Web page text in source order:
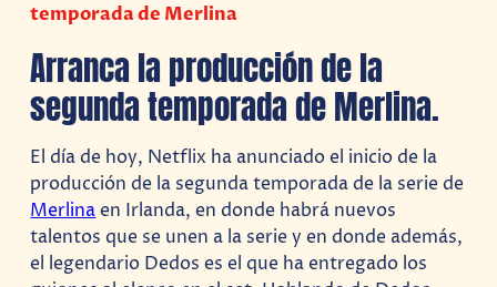
temporada de Merlina
Arranca la producción de la
segunda temporada de Merlina.
El día de hoy, Netflix ha anunciado el inicio de la
producción de la segunda temporada de la serie de
Merlinaen Irlanda, en donde habrá nuevos
talentos que se unen a la serie y en donde además,
el legendario Dedos es el que ha entregado los